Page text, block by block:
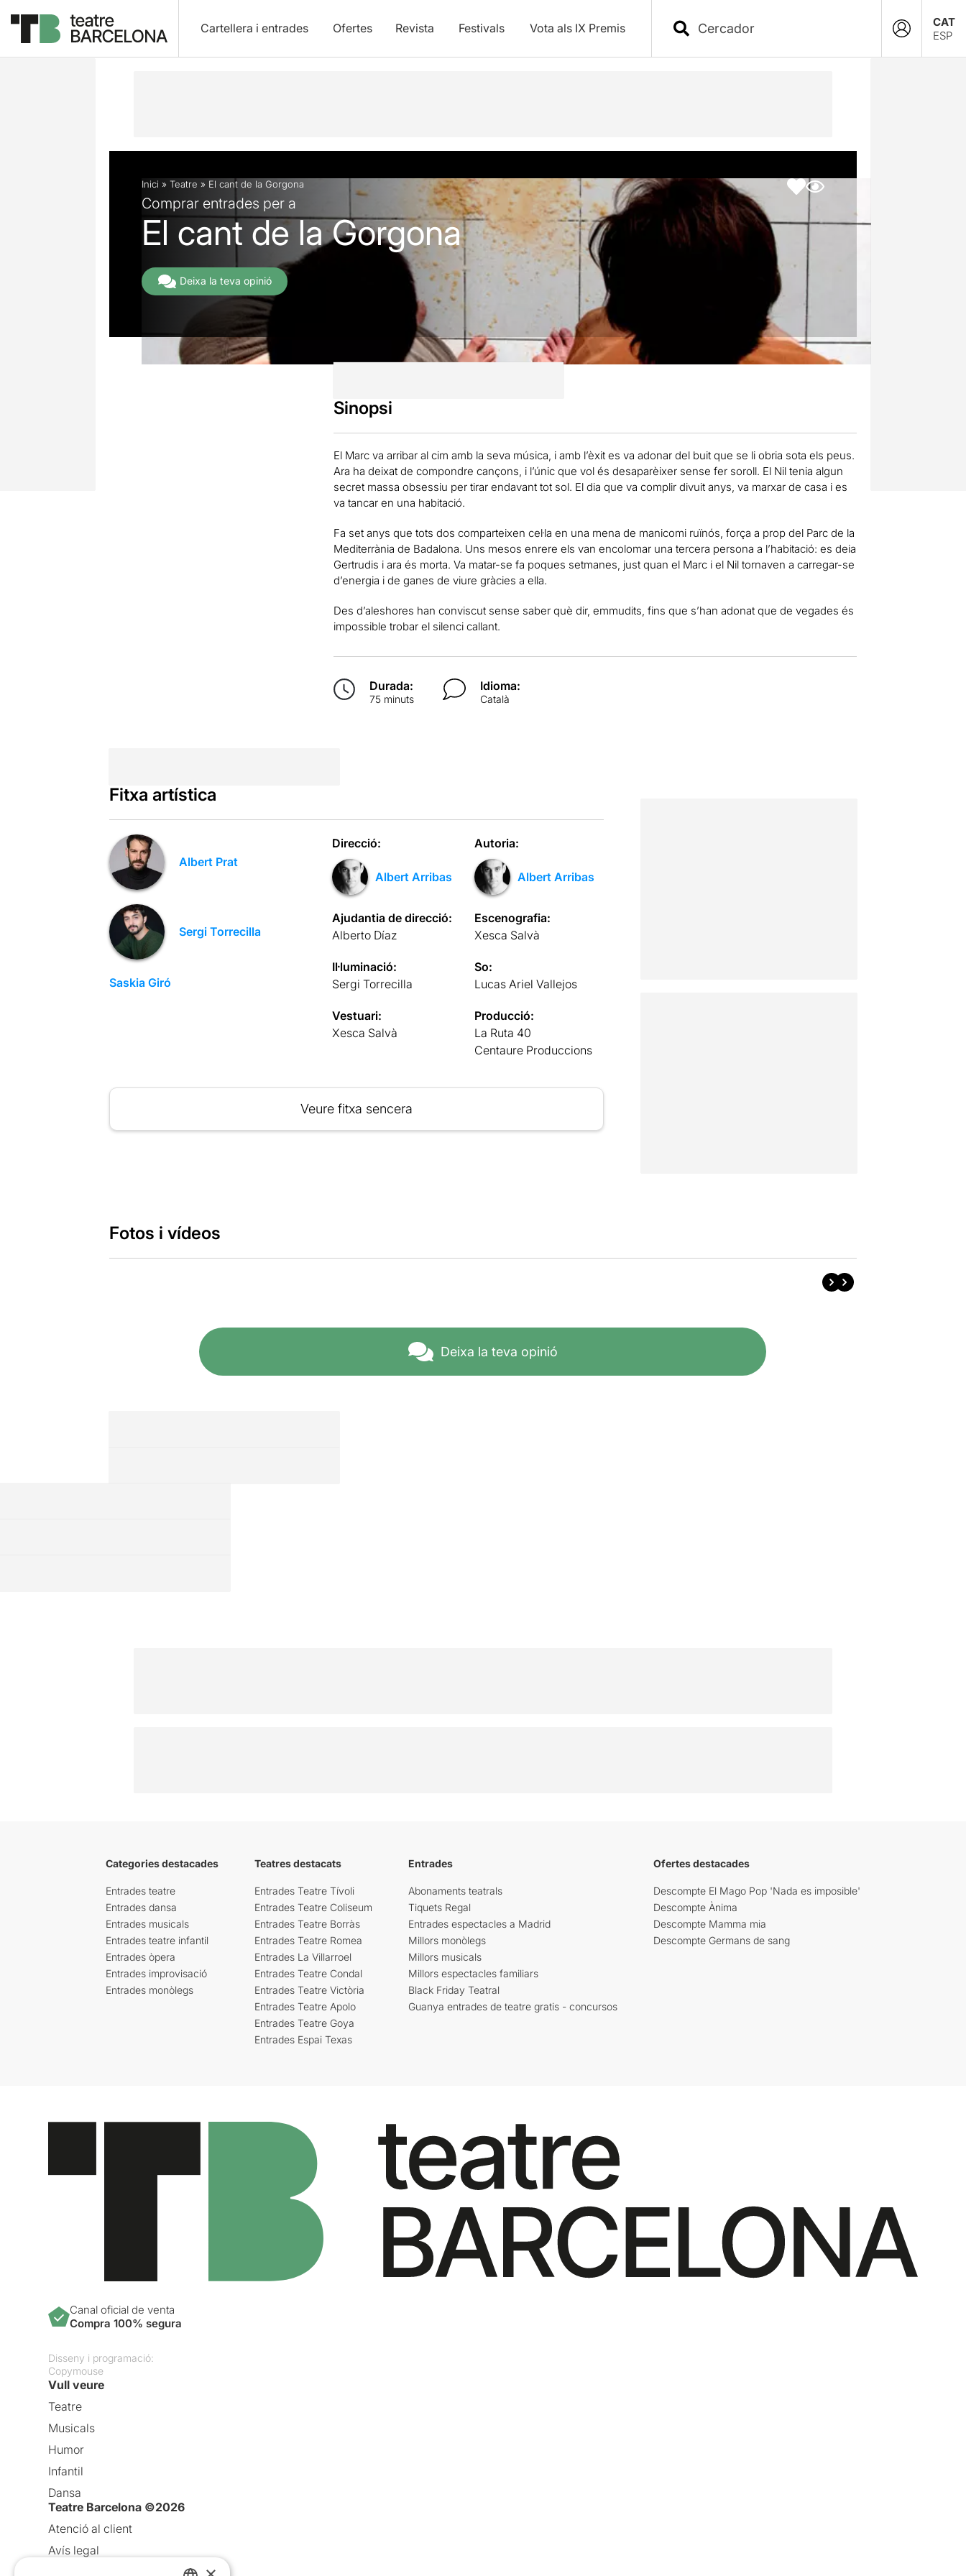
Cartellera i entrades Ofertes Revista Festivals Vota als IX Premis
CAT
ESP
Descripció Fitxa artística Fotos i vídeos
Inici » Teatre » El cant de la Gorgona
Comprar entrades per a
El cant de la Gorgona
Deixa la teva opinió
Sinopsi
El Marc va arribar al cim amb la seva música, i amb l’èxit es va adonar del buit que se li obria sota els peus.
Ara ha deixat de compondre cançons, i l’únic que vol és desaparèixer sense fer soroll. El Nil tenia algun
secret massa obsessiu per tirar endavant tot sol. El dia que va complir divuit anys, va marxar de casa i es
va tancar en una habitació.
Fa set anys que tots dos comparteixen cel·la en una mena de manicomi ruïnós, força a prop del Parc de la
Mediterrània de Badalona. Uns mesos enrere els van encolomar una tercera persona a l’habitació: es deia
Gertrudis i ara és morta. Va matar-se fa poques setmanes, just quan el Marc i el Nil tornaven a carregar-se
d’energia i de ganes de viure gràcies a ella.
Des d’aleshores han conviscut sense saber què dir, emmudits, fins que s’han adonat que de vegades és
impossible trobar el silenci callant.
Durada:
75 minuts
Idioma:
Català
Fitxa artística
Albert Prat
Sergi Torrecilla
Saskia Giró
Direcció:
Albert Arribas
Autoria:
Albert Arribas
Ajudantia de direcció:
Alberto Díaz
Escenografia:
Xesca Salvà
Il·luminació:
Sergi Torrecilla
So:
Lucas Ariel Vallejos
Vestuari:
Xesca Salvà
Producció:
La Ruta 40
Centaure Produccions
Veure fitxa sencera
Fotos i vídeos
Deixa la teva opinió
Categories destacades
Entrades teatre
Entrades dansa
Entrades musicals
Entrades teatre infantil
Entrades òpera
Entrades improvisació
Entrades monòlegs
Teatres destacats
Entrades Teatre Tívoli
Entrades Teatre Coliseum
Entrades Teatre Borràs
Entrades Teatre Romea
Entrades La Villarroel
Entrades Teatre Condal
Entrades Teatre Victòria
Entrades Teatre Apolo
Entrades Teatre Goya
Entrades Espai Texas
Entrades
Abonaments teatrals
Tiquets Regal
Entrades espectacles a Madrid
Millors monòlegs
Millors musicals
Millors espectacles familiars
Black Friday Teatral
Guanya entrades de teatre gratis - concursos
Ofertes destacades
Descompte El Mago Pop 'Nada es imposible'
Descompte Ànima
Descompte Mamma mia
Descompte Germans de sang
Canal oficial de venta
Compra 100% segura
Disseny i programació:
Copymouse
Vull veure
Teatre
Musicals
Humor
Infantil
Dansa
Teatre Barcelona ©2026
Atenció al client
Avís legal